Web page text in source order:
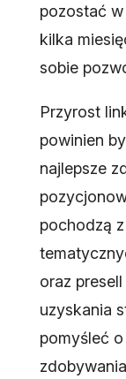
pozostać
kilka
sobie
Przyrost
powinien
najlepsze
pochodzą
oraz
uzyskania
pomyśleć